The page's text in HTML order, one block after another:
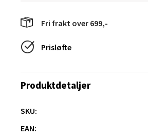
Fri frakt over 699,-
Prisløfte
Produktdetaljer
SKU:
EAN:
Vel